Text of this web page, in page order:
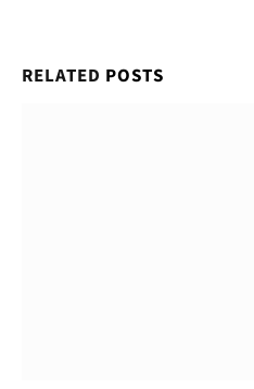
RELATED POSTS